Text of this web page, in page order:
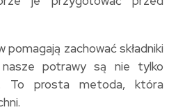
pomagają zachować składniki
potrawy są nie tylko
To prosta metoda, która